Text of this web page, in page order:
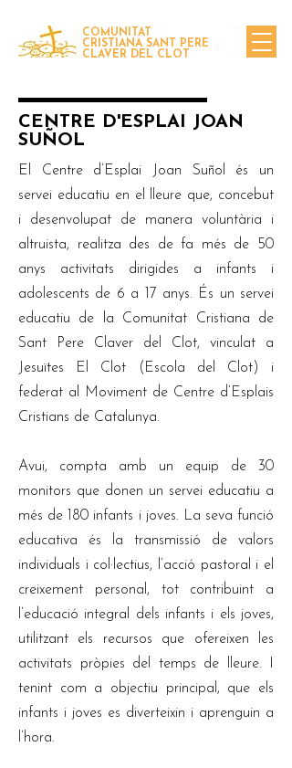
COMUNITAT
CRISTIANA SANT PERE
CLAVER DEL CLOT
CENTRE D'ESPLAI JOAN
SUÑOL
El Centre d’Esplai Joan Suñol és un
servei educatiu en el lleure que, concebut
i desenvolupat de manera voluntària i
altruista, realitza des de fa més de 50
anys activitats dirigides a infants i
adolescents de 6 a 17 anys. És un servei
educatiu de la Comunitat Cristiana de
Sant Pere Claver del Clot, vinculat a
Jesuïtes El Clot (Escola del Clot) i
federat al Moviment de Centre d’Esplais
Cristians de Catalunya.
Avui, compta amb un equip de 30
monitors que donen un servei educatiu a
més de 180 infants i joves. La seva funció
educativa és la transmissió de valors
individuals i col·lectius, l’acció pastoral i el
creixement personal, tot contribuint a
l’educació integral dels infants i els joves,
utilitzant els recursos que ofereixen les
activitats pròpies del temps de lleure. I
tenint com a objectiu principal, que els
infants i joves es diverteixin i aprenguin a
l’hora.